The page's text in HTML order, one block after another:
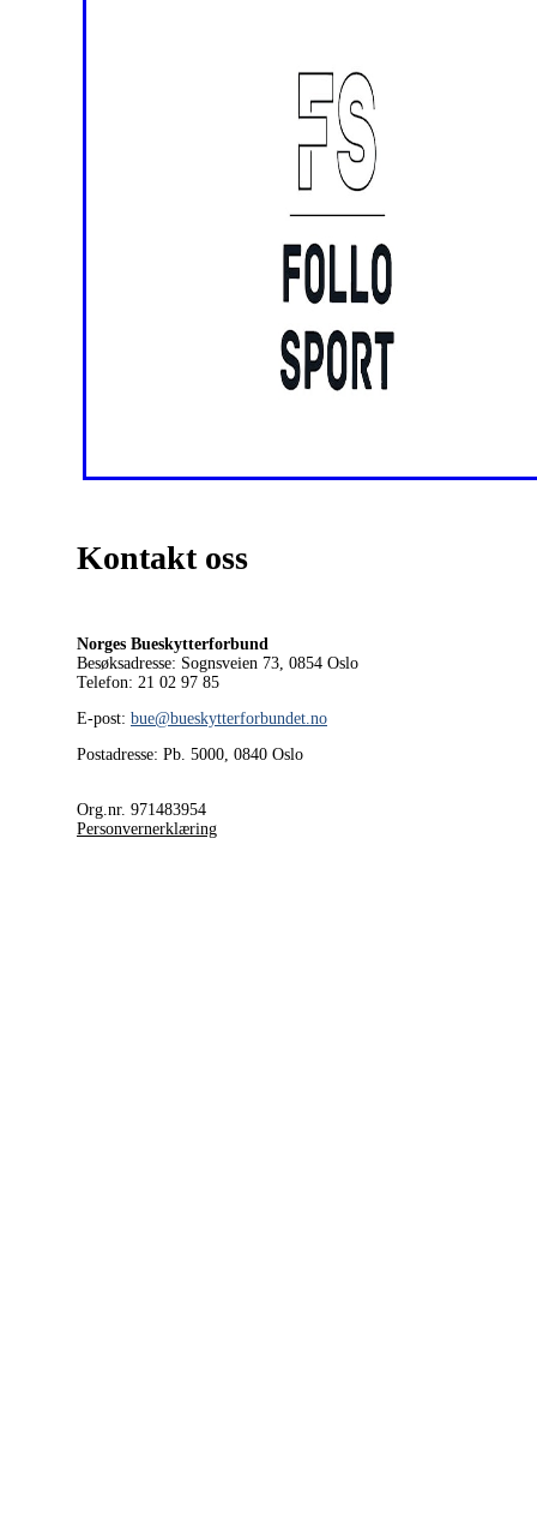
Kontakt oss
Norges Bueskytterforbund
Besøksadresse: Sognsveien 73, 0854 Oslo
Telefon: 21 02 97 85
E-post: bue@bueskytterforbundet.no
Postadresse: Pb. 5000, 0840 Oslo
Org.nr. 971483954
Personvernerklæring